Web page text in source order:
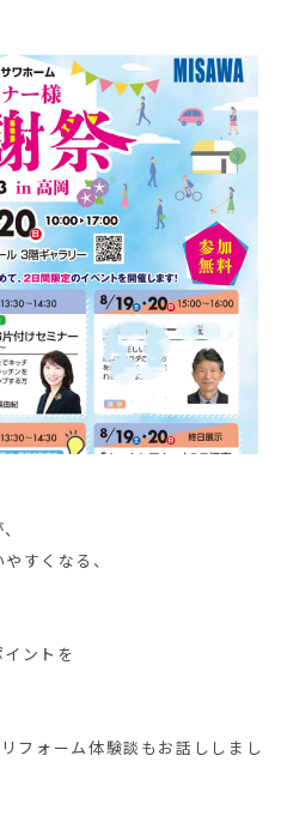
すくなる、
ントを
フォーム体験談もお話ししまし